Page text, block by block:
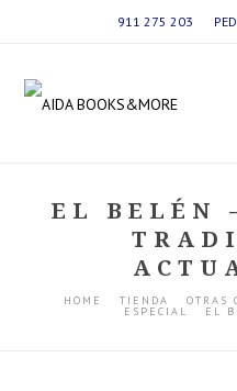
911 275 203
EL BELÉN
HOME TIENDA OTRAS
ESPECIAL EL